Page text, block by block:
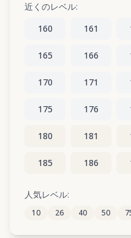
近くのレベル:
160
161
165 166
170 171
175 176
180 181
185 186
190
195 196
人気レベル:
10 26 40 50